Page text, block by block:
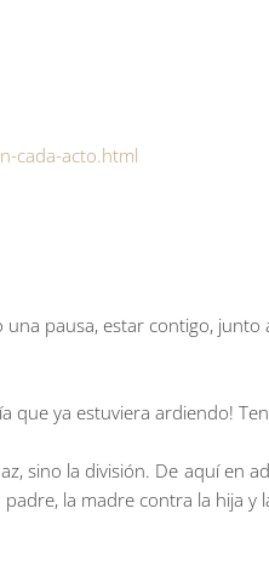
cada-acto.html
pausa, estar contigo, junto
que ya estuviera ardiendo!
sino la división. De aquí en
la madre contra la hija y